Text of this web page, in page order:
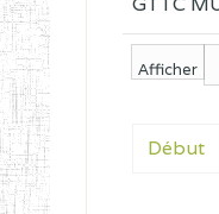
Afficher
Début